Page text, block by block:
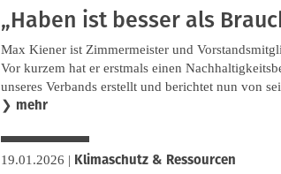
„Haben ist besser als
Max Kiener ist Zimmermeister und
Vor kurzem hat er erstmals einen
unseres Verbands erstellt und berichtet nun von
❯ mehr
19.01.2026 | Klimaschutz & Ressourcen